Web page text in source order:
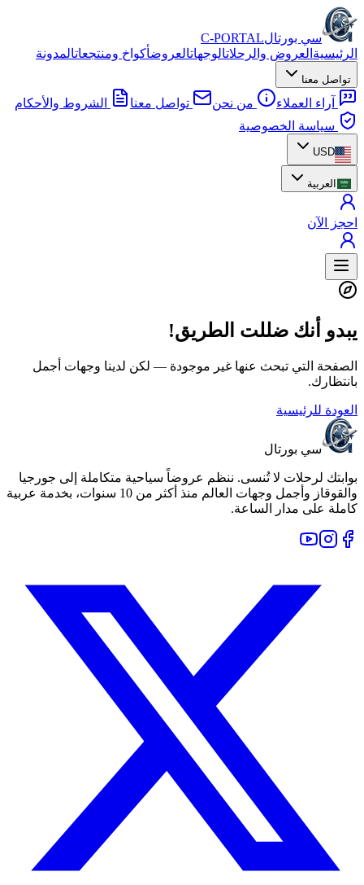
سي بورتالC-PORTAL
الرئيسية العروض والرحلاتالوجهاتالعروضأكواخ ومنتجعاتالمدونة
تواصل معنا
آراء العملاء من نحن تواصل معنا
الشروط والأحكام
سياسة الخصوصية
USD
العربية
احجز الآن
يبدو أنك ضللت الطريق!
الصفحة التي تبحث عنها غير موجودة — لكن لدينا وجهات أجمل
بانتظارك.
العودة للرئيسية
سي بورتال
بوابتك لرحلات لا تُنسى. ننظم عروضاً سياحية متكاملة إلى جورجيا
والقوقاز وأجمل وجهات العالم منذ أكثر من 10 سنوات، بخدمة عربية
كاملة على مدار الساعة.